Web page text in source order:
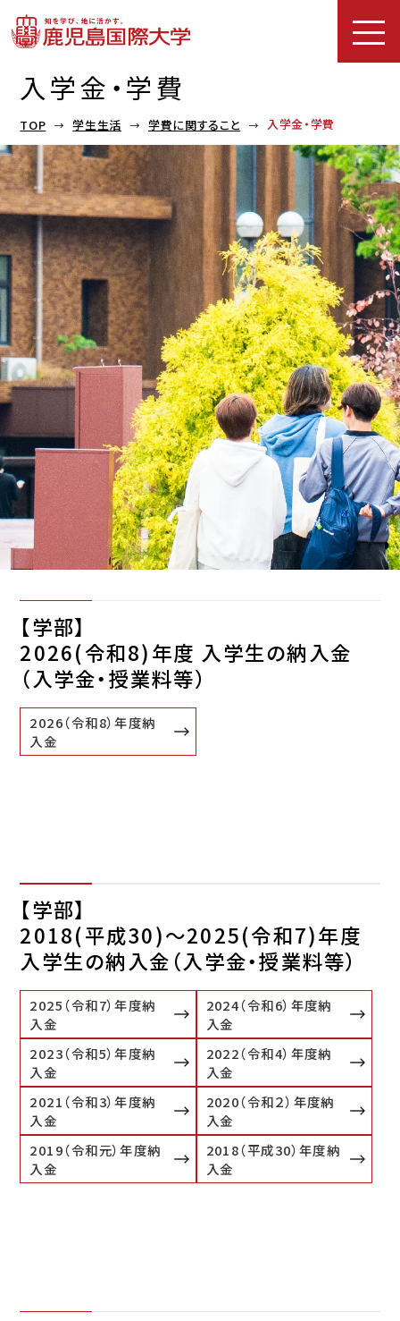
入学金・学費
TOP 学生生活 学費に関すること 入学金・学費
【学部】
2026(令和8)年度 入学生の納入金
（入学金・授業料等）
2026（令和8）年度納
入金
【学部】
2018(平成30)～2025(令和7)年度
入学生の納入金（入学金・授業料等）
2025（令和7）年度納
入金
2024（令和6）年度納
入金
2023（令和5）年度納
入金
2022（令和4）年度納
入金
2021（令和3）年度納
入金
2020（令和２）年度納
入金
2019（令和元）年度納
入金
2018（平成30）年度納
入金